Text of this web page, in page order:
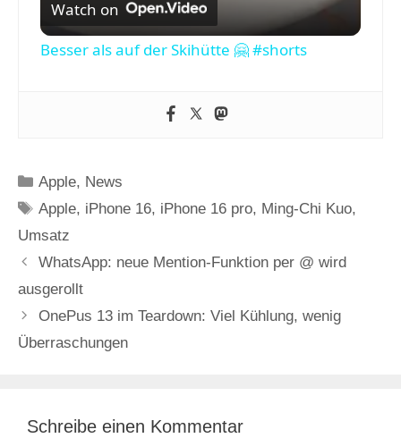
i
d
o
Watch on
Besser als auf der Skihütte 🤗 #shorts
Kategorien
Apple, News
Schlagwörter
Apple, iPhone 16, iPhone 16 pro, Ming-Chi Kuo,
Umsatz
WhatsApp: neue Mention-Funktion per @ wird
ausgerollt
OnePus 13 im Teardown: Viel Kühlung, wenig
Überraschungen
Schreibe einen Kommentar